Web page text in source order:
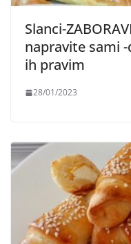
Slanci-
napravite sami
ih pravim
28/01/2023